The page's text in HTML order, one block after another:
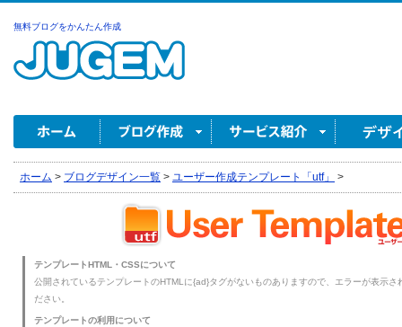
無料ブログをかんたん作成
ホーム > ブログデザイン一覧 > ユーザー作成テンプレート「utf」 >
テンプレートHTML・CSSについて
公開されているテンプレートのHTMLに{ad}タグがないものありますので、エラーが表示
ださい。
テンプレートの利用について